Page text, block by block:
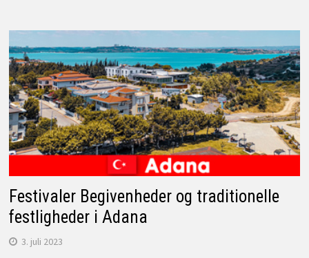
Festivaler Begivenheder og traditionelle
festligheder i Adana
3. juli 2023